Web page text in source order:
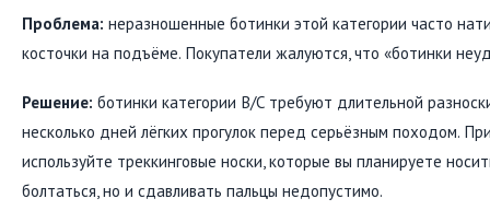
Проблема: неразношенные ботинки этой категории часто
косточки на подъёме. Покупатели жалуются, что «ботинки
Решение: ботинки категории B/C требуют длительной
несколько дней лёгких прогулок перед серьёзным походом.
используйте треккинговые носки, которые вы планируете
болтаться, но и сдавливать пальцы недопустимо.